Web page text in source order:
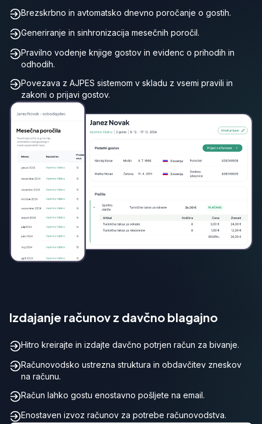
Brezskrbno in avtomatsko dnevno poročanje o gostih.
Generiranje in sinhronizacija mesečnih poročil.
Pravilno vodenje knjige gostov in evidenc o prihodih in
odhodih.
Povezava z AJPES sistemom v skladu z vsemi pravili in
zakoni o prijavi gostov.
Izdajanje računov z davčno blagajno
Hitro kreirajte in izdajte davčno potrjen račun za bivanje.
Računovodsko ustrezna struktura in obdavčitev zneskov
na računu.
Račun lahko gostu enostavno pošljete na email.
Enostaven izvoz računov za potrebe računovodstva.